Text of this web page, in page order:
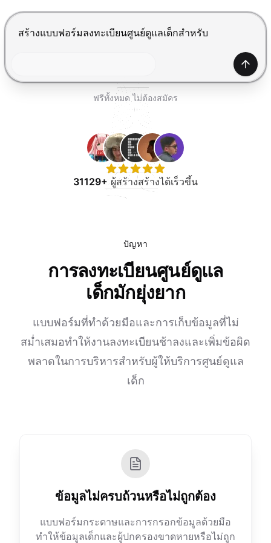
ทดลองใช้ฟรี
กด Enter เพื่อส่ง, Shift+Enter เพื่อขึ้นบรรทัดใหม่
สร้าง
ฟรีทั้งหมด ไม่ต้องสมัคร
31129+ ผู้สร้างสร้างได้เร็วขึ้น
ปัญหา
การลงทะเบียนศูนย์ดูแล
เด็กมักยุ่งยาก
แบบฟอร์มที่ทำด้วยมือและการเก็บข้อมูลที่ไม่
สม่ำเสมอทำให้งานลงทะเบียนช้าลงและเพิ่มข้อผิด
พลาดในการบริหารสำหรับผู้ให้บริการศูนย์ดูแล
เด็ก
ข้อมูลไม่ครบถ้วนหรือไม่ถูกต้อง
แบบฟอร์มกระดาษและการกรอกข้อมูลด้วยมือ
ทำให้ข้อมูลเด็กและผู้ปกครองขาดหายหรือไม่ถูก